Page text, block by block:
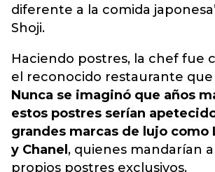
diferente a la comida
Shoji.
Haciendo postres, la chef fue
el reconocido restaurante que
Nunca se imaginó que años
estos postres serían
grandes marcas de lujo como
y Chanel , quienes mandarían
propios postres exclusivos.